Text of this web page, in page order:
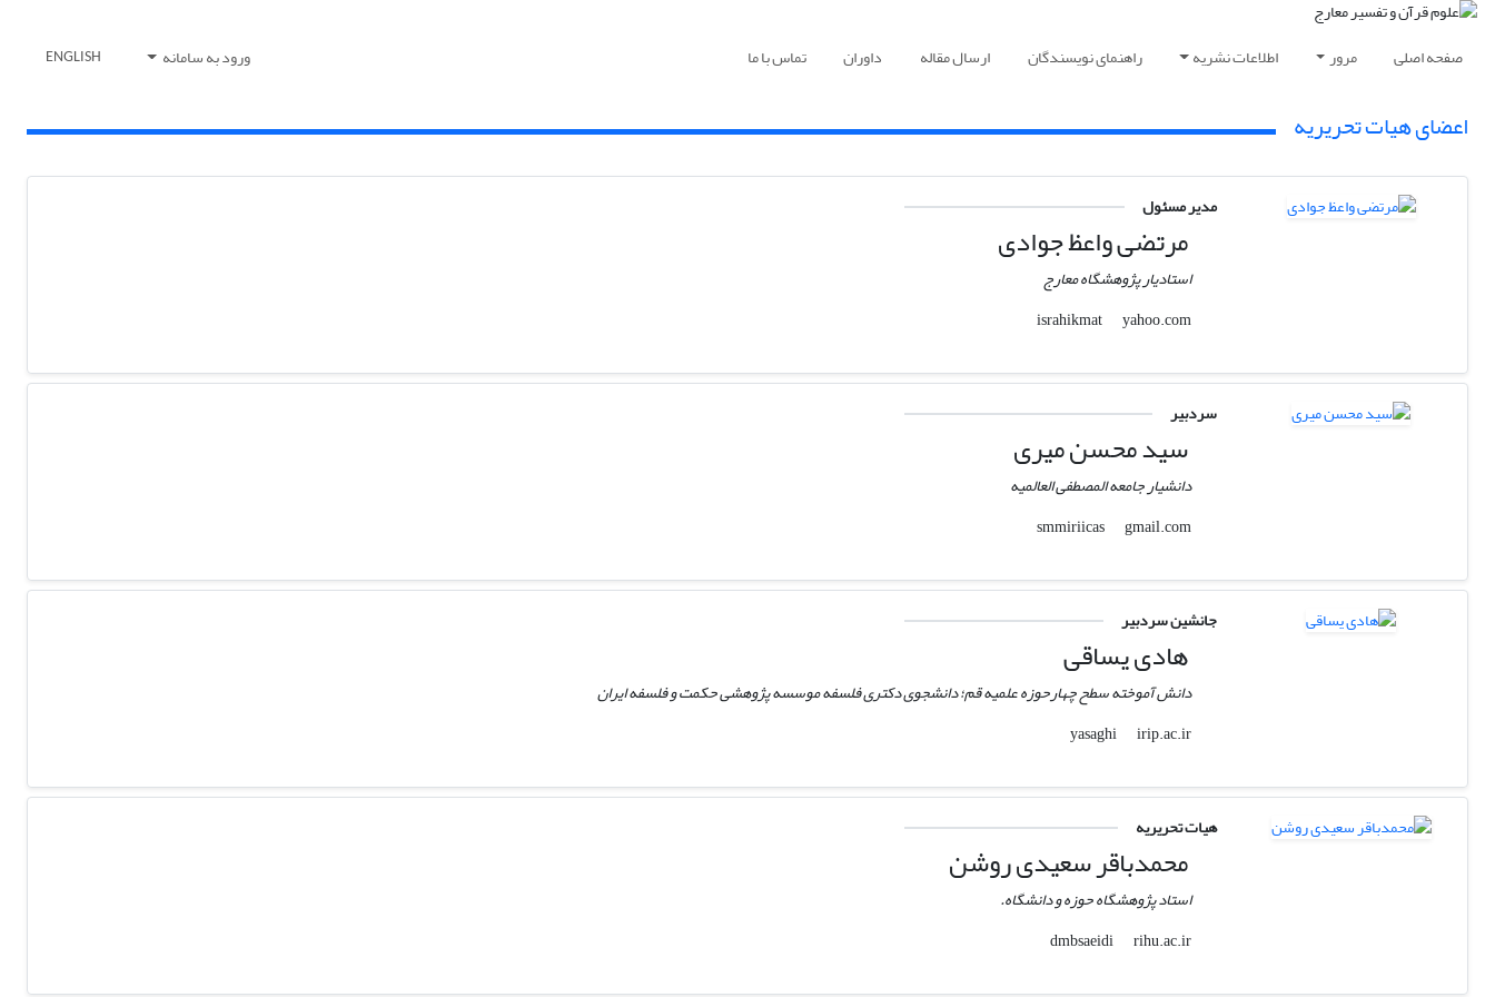
صفحه اصلی مرور اطلاعات نشریه راهنمای نویسندگان ارسال مقاله داوران تماس با ما ورود به سامانه ENGLISH
اعضای هیات تحریریه
مدیر مسئول
مرتضی واعظ جوادی
استادیار پژوهشگاه معارج
israhikmat
yahoo.com
سردبیر
سید محسن میری
دانشیار جامعه المصطفی العالمیه
smmiriicas
gmail.com
جانشین سردبیر
هادی یساقی
دانش آموخته سطح چهارحوزه علمیه قم؛ دانشجوی دکتری فلسفه موسسه پژوهشی حکمت و فلسفه ایران
yasaghi
irip.ac.ir
هیات تحریریه
محمدباقر سعیدی روشن
استاد پژوهشگاه حوزه و دانشگاه.
dmbsaeidi
rihu.ac.ir